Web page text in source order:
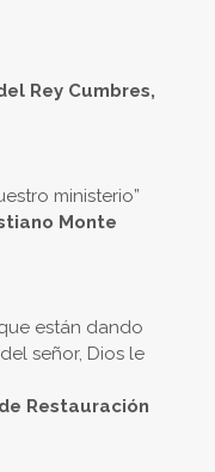
Rey Cumbres,
ministerio”
Monte
están dando
señor, Dios le
Restauración